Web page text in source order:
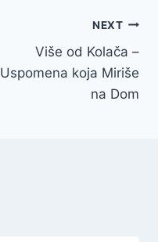
NEXT
Više od Kolača –
Uspomena koja Miriše
na Dom